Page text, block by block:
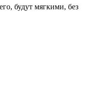
будут мягкими, без